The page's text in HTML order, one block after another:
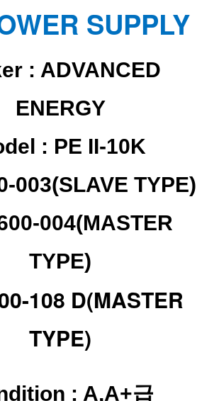
SUPPLY
: ADVANCED
ENERGY
: PE II-10K
003(SLAVE TYPE)
004(MASTER
TYPE)
108 D(MASTER
TYPE)
: A,A+급